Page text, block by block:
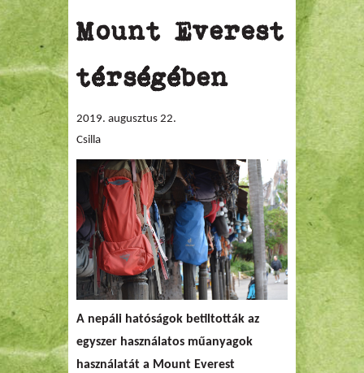
Mount Everest
térségében
2019. augusztus 22.
Csilla
A nepáli hatóságok betiltották az
egyszer használatos műanyagok
használatát a Mount Everest